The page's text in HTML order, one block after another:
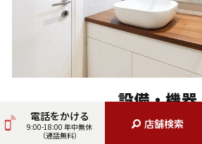
設備・機器
古くなった設備・機器の最新モデル
電話をかける
9:00-18:00 年中無休
（通話無料）
店舗検索